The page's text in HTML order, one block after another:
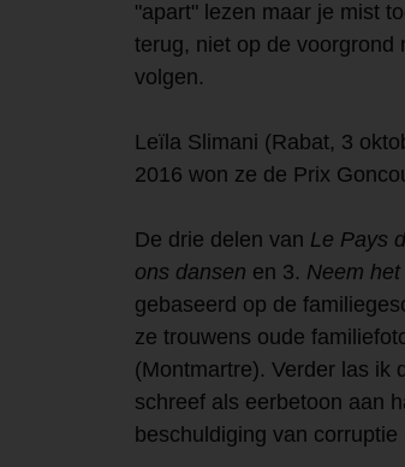
"apart" lezen maar je mist
terug, niet op de voorgrond
volgen.
Leïla Slimani (Rabat, 3
2016 won ze de Prix
De drie delen van Le Pays
ons dansen en 3. Neem
gebaseerd op de
ze trouwens oude
(Montmartre). Verder las ik
schreef als eerbetoon aan
beschuldiging van